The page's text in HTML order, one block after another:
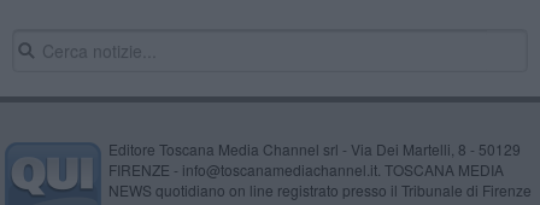
Editore Toscana Media Channel srl - Via Dei Martelli, 8 - 50129
FIRENZE - info@toscanamediachannel.it. TOSCANA MEDIA
NEWS quotidiano on line registrato presso il Tribunale di Firenze